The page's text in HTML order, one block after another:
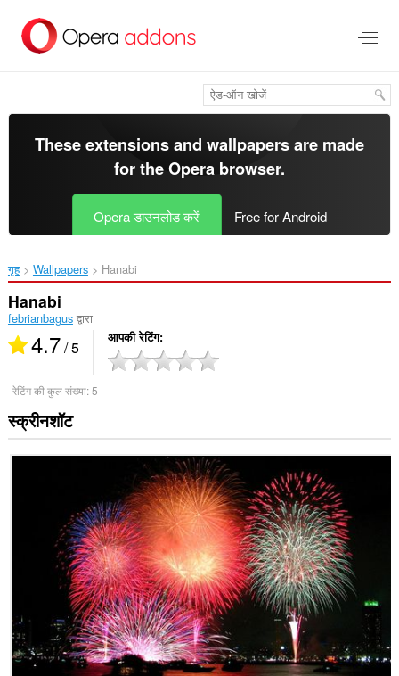
सामग्री
These extensions and wallpapers are made
for theOpera browser.
Opera डाउनलोड करें Free for Android
गृह Wallpapers Hanabi‎
Hanabi
febrianbagusद्वारा
4.7/ 5 आपकी रेटिंग
रेटिंग की कुल संख्या:5
स्क्रीनशॉट